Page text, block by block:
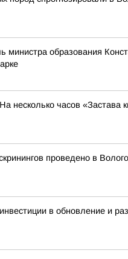
министра образования
несколько часов «Застава
проведено в
в обновление и